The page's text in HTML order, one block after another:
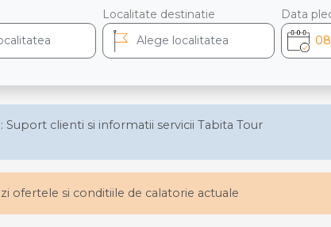
Localitate destinatie Data
Suport clienti si informatii servicii Tabita Tour
ofertele si conditiile de calatorie actuale